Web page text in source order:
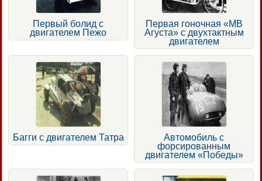
Первый болид с
двигателем Пежо
Первая гоночная «МВ
Агуста» с двухтактным
двигателем
Багги с двигателем Татра
Автомобиль с
форсированным
двигателем «Победы»